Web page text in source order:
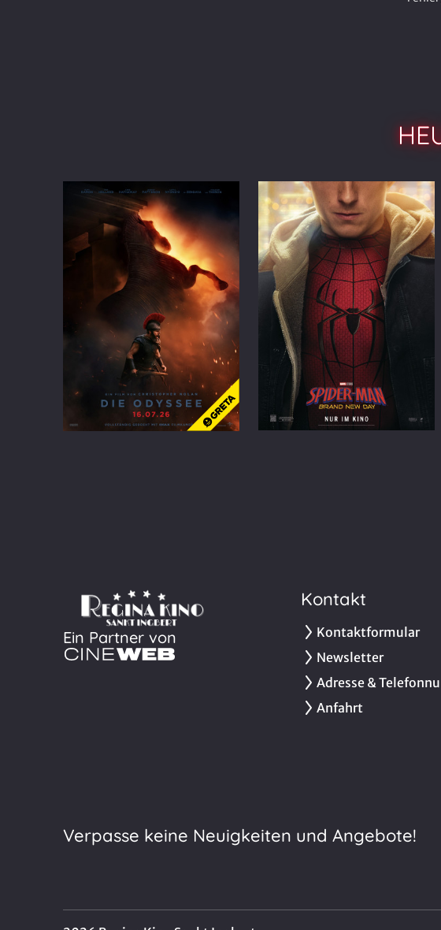
Ein Partner von
Kontakt
Kontaktformular
Newsletter
Adresse &
Anfahrt
Verpasse keine Neuigkeiten und Angebote!